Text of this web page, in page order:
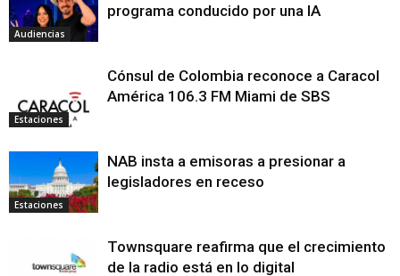
Audiencias
programa conducido por una IA
Estaciones
Cónsul de Colombia reconoce a Caracol
América 106.3 FM Miami de SBS
Estaciones
NAB insta a emisoras a presionar a
legisladores en receso
Townsquare reafirma que el crecimiento
de la radio está en lo digital